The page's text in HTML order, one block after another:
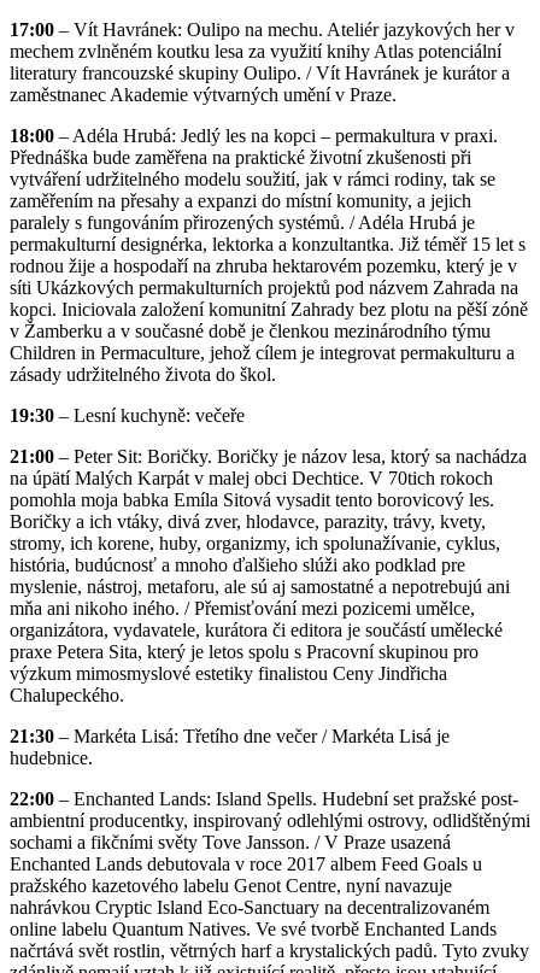
17:00 – Vít Havránek: Oulipo na mechu. Ateliér jazykových her v
mechem zvlněném koutku lesa za využití knihy Atlas potenciální
literatury francouzské skupiny Oulipo. / Vít Havránek je kurátor a
zaměstnanec Akademie výtvarných umění v Praze.
18:00 – Adéla Hrubá: Jedlý les na kopci – permakultura v praxi.
Přednáška bude zaměřena na praktické životní zkušenosti při
vytváření udržitelného modelu soužití, jak v rámci rodiny, tak se
zaměřením na přesahy a expanzi do místní komunity, a jejich
paralely s fungováním přirozených systémů. / Adéla Hrubá je
permakulturní designérka, lektorka a konzultantka. Již téměř 15 let s
rodnou žije a hospodaří na zhruba hektarovém pozemku, který je v
síti Ukázkových permakulturních projektů pod názvem Zahrada na
kopci. Iniciovala založení komunitní Zahrady bez plotu na pěší zóně
v Žamberku a v současné době je členkou mezinárodního týmu
Children in Permaculture, jehož cílem je integrovat permakulturu a
zásady udržitelného života do škol.
19:30 – Lesní kuchyně: večeře
21:00 – Peter Sit: Boričky. Boričky je názov lesa, ktorý sa nachádza
na úpätí Malých Karpát v malej obci Dechtice. V 70tich rokoch
pomohla moja babka Emíla Sitová vysadit tento borovicový les.
Boričky a ich vtáky, divá zver, hlodavce, parazity, trávy, kvety,
stromy, ich korene, huby, organizmy, ich spolunažívanie, cyklus,
história, budúcnosť a mnoho ďalšieho slúži ako podklad pre
myslenie, nástroj, metaforu, ale sú aj samostatné a nepotrebujú ani
mňa ani nikoho iného. / Přemisťování mezi pozicemi umělce,
organizátora, vydavatele, kurátora či editora je součástí umělecké
praxe Petera Sita, který je letos spolu s Pracovní skupinou pro
výzkum mimosmyslové estetiky finalistou Ceny Jindřicha
Chalupeckého.
21:30 – Markéta Lisá: Třetího dne večer / Markéta Lisá je
hudebnice.
22:00 – Enchanted Lands: Island Spells. Hudební set pražské post-
ambientní producentky, inspirovaný odlehlými ostrovy, odlidštěnými
sochami a fikčními světy Tove Jansson. / V Praze usazená
Enchanted Lands debutovala v roce 2017 albem Feed Goals u
pražského kazetového labelu Genot Centre, nyní navazuje
nahrávkou Cryptic Island Eco-Sanctuary na decentralizovaném
online labelu Quantum Natives. Ve své tvorbě Enchanted Lands
načrtává svět rostlin, větrných harf a krystalických padů. Tyto zvuky